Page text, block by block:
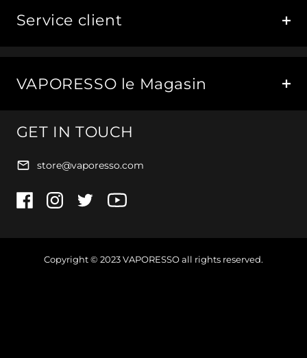
Service client
VAPORESSO le Magasin
GET IN TOUCH
store@vaporesso.com
Copyright © 2023VAPORESSOall rights reserved.